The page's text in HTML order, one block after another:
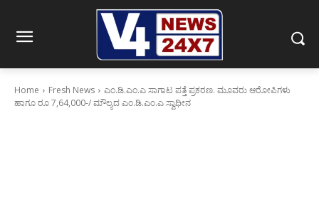
Home Fresh News
ಎಂ.ಡಿ.ಎಂ.ಎ ಸಾಗಾಟ ಪತ್ತೆ ಪ್ರಕರಣ. ಮೂವರು ಆರೋಪಿಗಳು
ಹಾಗೂ ರೂ 7,64,000-/ ಮೌಲ್ಯದ ಎಂ.ಡಿ.ಎಂ.ಎ ಸ್ವಾಧೀನ